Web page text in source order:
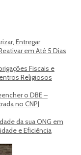
Entregar
em Até 5 Dias
Fiscais e
Religiosos
o DBE –
no CNPJ
da sua ONG em
e Eficiência